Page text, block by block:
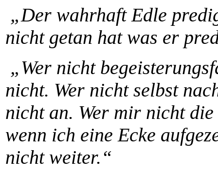
„Der wahrhaft Edle
nicht getan hat was er
„Wer nicht
nicht. Wer nicht selbst
nicht an. Wer mir nicht
wenn ich eine Ecke
nicht weiter.“